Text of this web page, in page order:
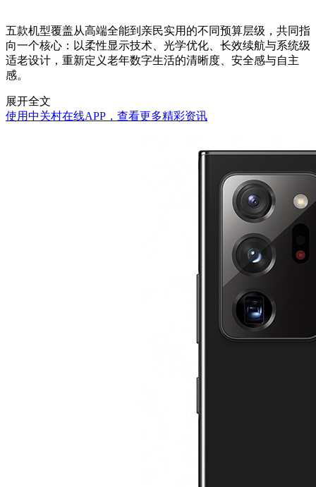
五款机型覆盖从高端全能到亲民实用的不同预算层级，共同指
向一个核心：以柔性显示技术、光学优化、长效续航与系统级
适老设计，重新定义老年数字生活的清晰度、安全感与自主
感。
展开全文
使用中关村在线APP，查看更多精彩资讯